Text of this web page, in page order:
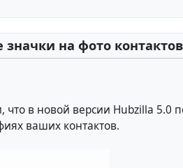
на выбранном вами
на фото
в новой версии Hubzilla 5.0
ваших контактов.